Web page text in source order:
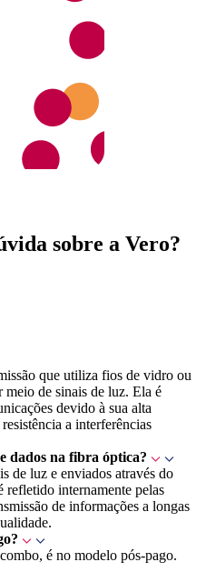
sobre a Vero?
que utiliza fios de vidro ou
meio de sinais de luz. Ela é
devido à sua alta
a interferências
dados na fibra óptica?
de luz e enviados através do
refletido internamente pelas
de informações a longas
é no modelo pós-pago.